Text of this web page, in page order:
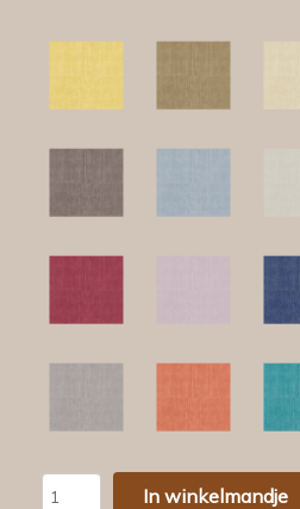
In winkelmandje